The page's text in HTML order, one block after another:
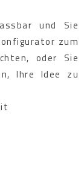
und Sie
zum
oder Sie
Ihre Idee zu